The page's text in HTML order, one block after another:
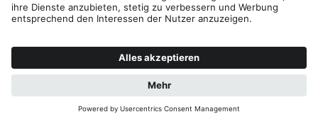
36. HELIKS - KLETTERZENTRUM BRUNECK